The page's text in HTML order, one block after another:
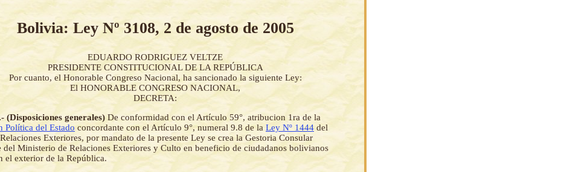
Bolivia: Ley Nº 3108, 2 de agosto de 2005
EDUARDO RODRIGUEZ VELTZE
PRESIDENTE CONSTITUCIONAL DE LA REPÚBLICA
Por cuanto, el Honorable Congreso Nacional, ha sancionado la siguiente Ley:
El HONORABLE CONGRESO NACIONAL,
DECRETA:
(Disposiciones generales)De conformidad con el Artículo 59°, atribucion 1ra de la
Política del Estado concordante con el Artículo 9°, numeral 9.8 de la Ley Nº 1444 del
Exteriores, por mandato de la presente Ley se crea la Gestoria Consular
del Ministerio de Relaciones Exteriores y Culto en beneficio de ciudadanos bolivianos
el exterior de la República.